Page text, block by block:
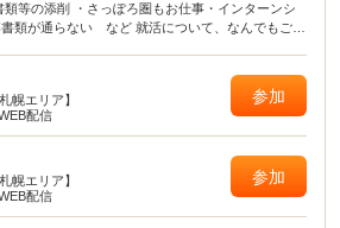
等の添削 ・さっぽろ圏もお仕事・インターンシ
類が通らない など 就活について、なんでもご相
札幌エリア】
配信
参加
札幌エリア】
配信
参加